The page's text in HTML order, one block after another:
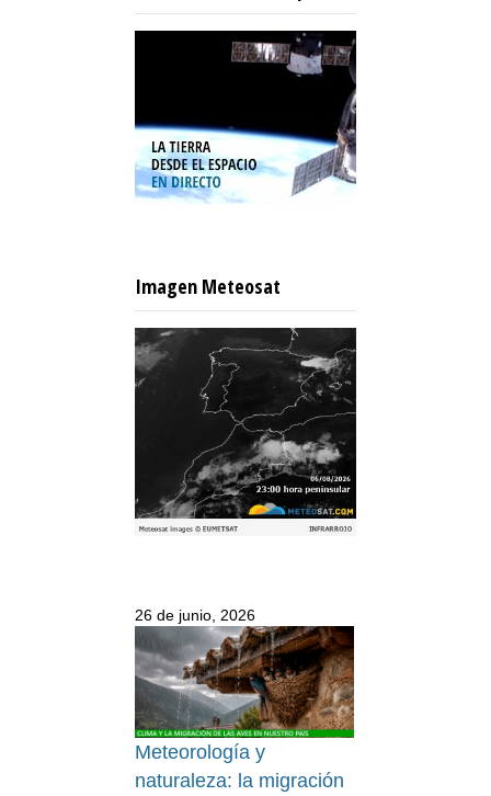
Imagen Meteosat
26 de junio, 2026
Meteorología y
naturaleza: la migración